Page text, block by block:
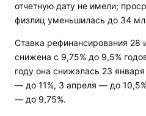
отчетную дату не имели;
физлиц уменьшилась до 34
Ставка рефинансирования 28
снижена с 9,75% до 9,5%
году она снижалась 23
— до 11%, 3 апреля — до
— до 9,75%.